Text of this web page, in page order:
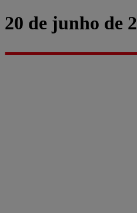
20 de junho de